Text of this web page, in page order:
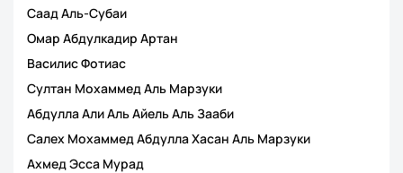
Саад Аль-Субаи
Омар Абдулкадир Артан
Василис Фотиас
Султан Мохаммед Аль Марзуки
Абдулла Али Аль Айель Аль Зааби
Салех Мохаммед Абдулла Хасан Аль Марзуки
Ахмед Эсса Мурад